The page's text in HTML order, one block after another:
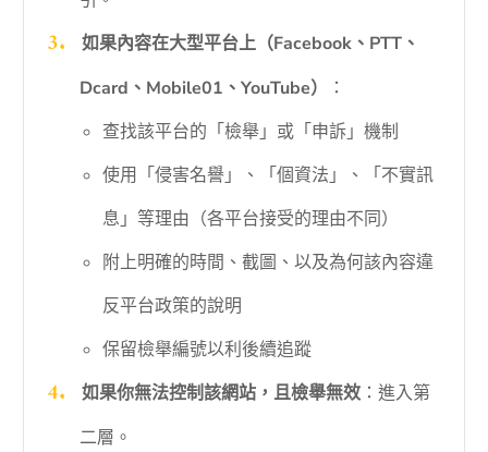
如果內容在大型平台上（Facebook、PTT、
Dcard、Mobile01、YouTube）
：
查找該平台的「檢舉」或「申訴」機制
使用「侵害名譽」、「個資法」、「不實訊
息」等理由（各平台接受的理由不同）
附上明確的時間、截圖、以及為何該內容違
反平台政策的說明
保留檢舉編號以利後續追蹤
如果你無法控制該網站，且檢舉無效：進入第
二層。